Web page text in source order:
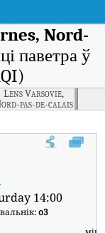
Nord-
паветра ў
Lens Varsovie,
pas-de-calais
паветра Harnes,
14:00
o3